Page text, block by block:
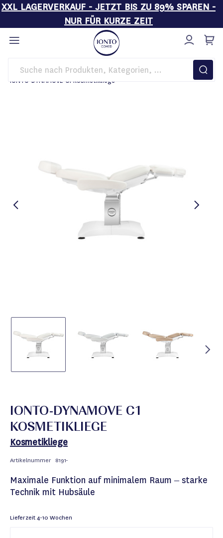
XXL LAGERVERKAUF - JETZT BIS ZU 89% SPAREN -
NUR FÜR KURZE ZEIT
Direkt
zum
Inhalt
Startseite
Behandlungsliegen
IONTO-DYNAMOVE C1 Kosmetikliege
IONTO-DYNAMOVE C1
KOSMETIKLIEGE
Kosmetikliege
Artikelnummer 8191-
Maximale Funktion auf minimalem Raum – starke
Technik mit Hubsäule
Lieferzeit4-10 Wochen